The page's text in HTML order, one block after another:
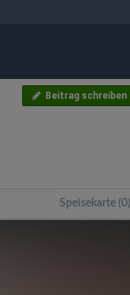
Beitrag schreiben
Speisekarte (0)